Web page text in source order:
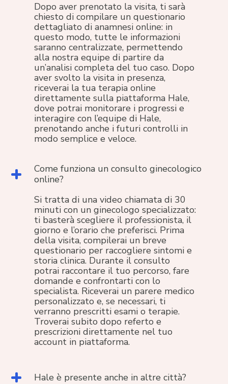
Dopo aver prenotato la visita, ti sarà
chiesto di compilare un questionario
dettagliato di anamnesi online: in
questo modo, tutte le informazioni
saranno centralizzate, permettendo
alla nostra equipe di partire da
un’analisi completa del tuo caso. Dopo
aver svolto la visita in presenza,
riceverai la tua terapia online
direttamente sulla piattaforma Hale,
dove potrai monitorare i progressi e
interagire con l’equipe di Hale,
prenotando anche i futuri controlli in
modo semplice e veloce.
Come funziona un consulto ginecologico
online?
Si tratta di una video chiamata di 30
minuti con un ginecologo specializzato:
ti basterà scegliere il professionista, il
giorno e l’orario che preferisci. Prima
della visita, compilerai un breve
questionario per raccogliere sintomi e
storia clinica. Durante il consulto
potrai raccontare il tuo percorso, fare
domande e confrontarti con lo
specialista. Riceverai un parere medico
personalizzato e, se necessari, ti
verranno prescritti esami o terapie.
Troverai subito dopo referto e
prescrizioni direttamente nel tuo
account in piattaforma.
Hale è presente anche in altre città?